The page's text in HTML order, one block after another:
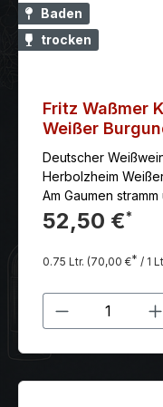
Baden
trocken
Fritz Waßmer
Weißer
Deutscher
Herbolzheim
Am Gaumen
Sahne. Das
leichtem
52,50 €*
0.75 Ltr. (70,00 €* / 1
Produkt